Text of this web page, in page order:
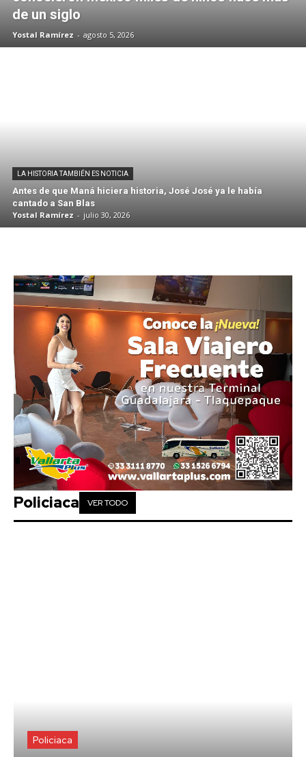
de un siglo
Yostal Ramírez - agosto 5, 2026
LA HISTORIA TAMBIÉN ES NOTICIA
Antes de que Maná hiciera historia, José José ya le había
cantado a San Blas
Yostal Ramírez - julio 30, 2026
Policiaca VER TODO
Policiaca